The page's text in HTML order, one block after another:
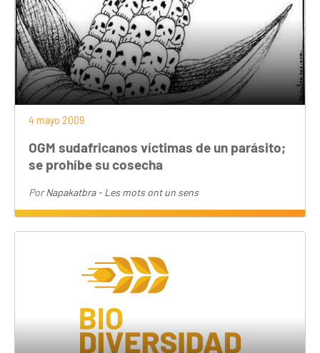
4 mayo 2009
OGM sudafricanos víctimas de un parásito;
se prohíbe su cosecha
PorNapakatbra - Les mots ont un sens